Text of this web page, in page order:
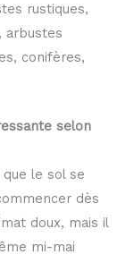
rustiques,
arbustes
conifères,
selon
le sol se
dès
doux, mais il
mi-mai